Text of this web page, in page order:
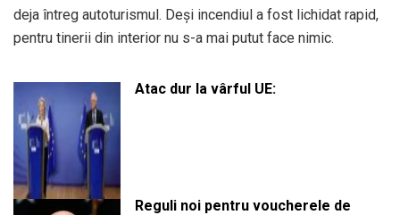
deja întreg autoturismul. Deși incendiul a fost lichidat rapid,
pentru tinerii din interior nu s-a mai putut face nimic.
Atac dur la vârful UE:
Reguli noi pentru voucherele de